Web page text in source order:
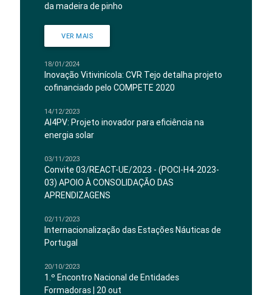
da madeira de pinho
VER MAIS
18/01/2024
Inovação Vitivinícola: CVR Tejo detalha projeto
cofinanciado pelo COMPETE 2020
14/12/2023
AI4PV: Projeto inovador para eficiência na
energia solar
03/11/2023
Convite 03/REACT-UE/2023 - (POCI-H4-2023-
03) APOIO À CONSOLIDAÇÃO DAS
APRENDIZAGENS
02/11/2023
Internacionalização das Estações Náuticas de
Portugal
20/10/2023
1.º Encontro Nacional de Entidades
Formadoras | 20 out